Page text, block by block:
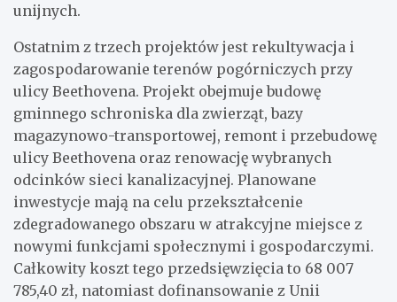
unijnych.
Ostatnim z trzech projektów jest rekultywacja i
zagospodarowanie terenów pogórniczych przy
ulicy Beethovena. Projekt obejmuje budowę
gminnego schroniska dla zwierząt, bazy
magazynowo-transportowej, remont i przebudowę
ulicy Beethovena oraz renowację wybranych
odcinków sieci kanalizacyjnej. Planowane
inwestycje mają na celu przekształcenie
zdegradowanego obszaru w atrakcyjne miejsce z
nowymi funkcjami społecznymi i gospodarczymi.
Całkowity koszt tego przedsięwzięcia to 68 007
785,40 zł, natomiast dofinansowanie z Unii